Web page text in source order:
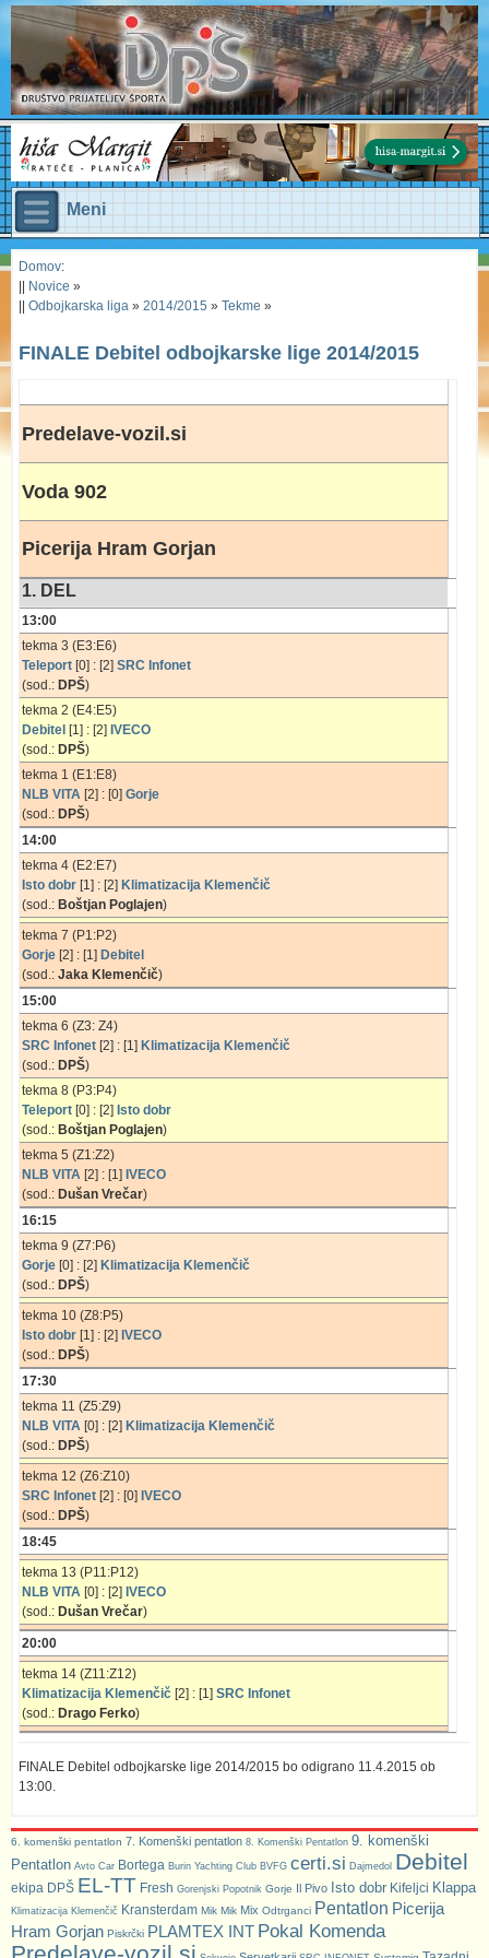
Meni
Domov:
Novice »
Odbojkarska liga » 2014/2015 » Tekme »
FINALE Debitel odbojkarske lige 2014/2015
Predelave-vozil.si
Voda 902
Picerija Hram Gorjan
1. DEL
13:00
tekma 3 (E3:E6)
Teleport [0] : [2] SRC Infonet
(sod.: DPŠ)
tekma 2 (E4:E5)
Debitel [1] : [2] IVECO
(sod.: DPŠ)
tekma 1 (E1:E8)
NLB VITA [2] : [0] Gorje
(sod.: DPŠ)
14:00
tekma 4 (E2:E7)
Isto dobr [1] : [2] Klimatizacija Klemenčič
(sod.: Boštjan Poglajen)
tekma 7 (P1:P2)
Gorje [2] : [1] Debitel
(sod.: Jaka Klemenčič)
15:00
tekma 6 (Z3: Z4)
SRC Infonet [2] : [1] Klimatizacija Klemenčič
(sod.: DPŠ)
tekma 8 (P3:P4)
Teleport [0] : [2] Isto dobr
(sod.: Boštjan Poglajen)
tekma 5 (Z1:Z2)
NLB VITA [2] : [1] IVECO
(sod.: Dušan Vrečar)
16:15
tekma 9 (Z7:P6)
Gorje [0] : [2] Klimatizacija Klemenčič
(sod.: DPŠ)
tekma 10 (Z8:P5)
Isto dobr [1] : [2] IVECO
(sod.: DPŠ)
17:30
tekma 11 (Z5:Z9)
NLB VITA [0] : [2] Klimatizacija Klemenčič
(sod.: DPŠ)
tekma 12 (Z6:Z10)
SRC Infonet [2] : [0] IVECO
(sod.: DPŠ)
18:45
tekma 13 (P11:P12)
NLB VITA [0] : [2] IVECO
(sod.: Dušan Vrečar)
20:00
tekma 14 (Z11:Z12)
Klimatizacija Klemenčič [2] : [1] SRC Infonet
(sod.: Drago Ferko)
FINALE Debitel odbojkarske lige 2014/2015 bo odigrano 11.4.2015 ob
13:00.
6. komenški pentatlon 7. Komenški pentatlon 8. Komenški Pentatlon 9. komenški
Pentatlon Avto Car Bortega Burin Yachting Club BVFG certi.si Dajmedol Debitel
ekipa DPŠ EL-TT Fresh Gorenjski Popotnik Gorje Il Pivo Isto dobr Kifeljci Klappa
Klimatizacija Klemenčič Kransterdam Mik Mik Mix Odtrganci Pentatlon Picerija
Hram Gorjan Piskrčki PLAMTEX INT Pokal Komenda